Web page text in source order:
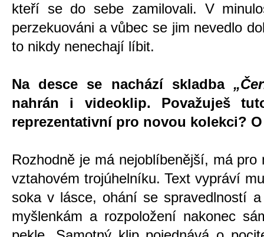
kteří se do sebe zamilovali. V
perzekuováni a vůbec se jim nevedlo
to nikdy nenechají líbit.
Na desce se nachází skladba
nahrán i videoklip. Považuješ
reprezentativní pro novou kolekci?
Rozhodně je má nejoblíbenější, má
vztahovém trojúhelníku. Text vypráví
soka v lásce, ohání se spravedlností
myšlenkám a rozpoložení nakonec